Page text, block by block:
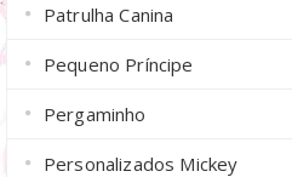
Patrulha Canina
Pequeno Príncipe
Pergaminho
Personalizados Mickey